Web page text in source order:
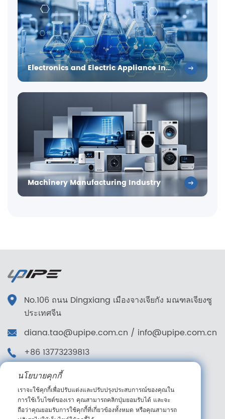
Electronics and Electric Appliance Industry
Machinery Manufacturing Industry
No.106 ถนน Dingxiang เมืองจางเจียกัง มณฑลเจียงซู
ประเทศจีน
diana.tao@upipe.com.cn / info@upipe.com.cn
+86 13773239813
+86 13773239813
ติดตามเรา
นโยบายคุกกี้
เราจะใช้คุกกี้เพื่อปรับแต่งและปรับปรุงประสบการณ์ของคุณใน
การใช้เว็บไซต์ของเรา คุณสามารถคลิกปุ่มยอมรับได้ และจะ
ถือว่าคุณยอมรับการใช้คุกกี้ที่เกี่ยวข้องทั้งหมด หรือคุณสามารถ